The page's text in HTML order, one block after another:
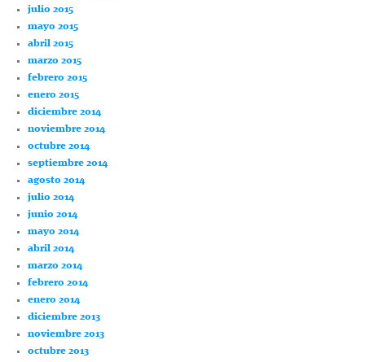
julio 2015
mayo 2015
abril 2015
marzo 2015
febrero 2015
enero 2015
diciembre 2014
noviembre 2014
octubre 2014
septiembre 2014
agosto 2014
julio 2014
junio 2014
mayo 2014
abril 2014
marzo 2014
febrero 2014
enero 2014
diciembre 2013
noviembre 2013
octubre 2013